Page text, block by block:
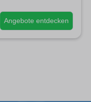
Angebote entdecken